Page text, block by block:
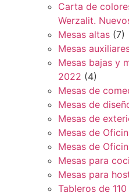
Carta de
Werzalit.
Mesas altas (7)
Mesas
Mesas bajas y
2022 (4)
Mesas de
Mesas de
Mesas de
Mesas de
Mesas de
Mesas para
Mesas para
Tableros de